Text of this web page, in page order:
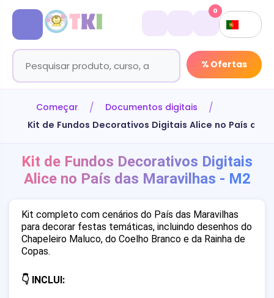
% Ofertas
0
Começar
Documentos digitais
Kit de Fundos Decorativos Digitais Alice no País das
Kit de Fundos Decorativos Digitais
Alice no País das Maravilhas - M2
Kit completo com cenários do País das Maravilhas
para decorar festas temáticas, incluindo desenhos do
Chapeleiro Maluco, do Coelho Branco e da Rainha de
Copas.
👇 INCLUI: